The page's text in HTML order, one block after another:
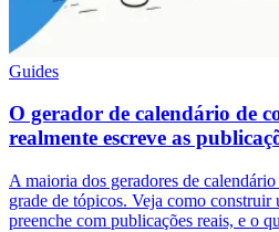
Guides
O gerador de calendário de
realmente escreve as
A maioria dos geradores de
grade de tópicos. Veja como construir
preenche com publicações reais, e o